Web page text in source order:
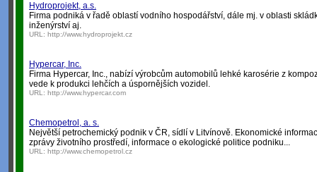
Hydroprojekt, a.s.
Firma podniká v řadě oblastí vodního hospodářství, dále mj. v oblasti
inženýrství aj.
URL: http://www.hydroprojekt.cz
Hypercar, Inc.
Firma Hypercar, Inc., nabízí výrobcům automobilů lehké karosérie z
vede k produkci lehčích a úspornějších vozidel.
URL: http://www.hypercar.com
Chemopetrol, a. s.
Největší petrochemický podnik v ČR, sídlí v Litvínově. Ekonomické
zprávy životního prostředí, informace o ekologické politice podniku...
URL: http://www.chemopetrol.cz